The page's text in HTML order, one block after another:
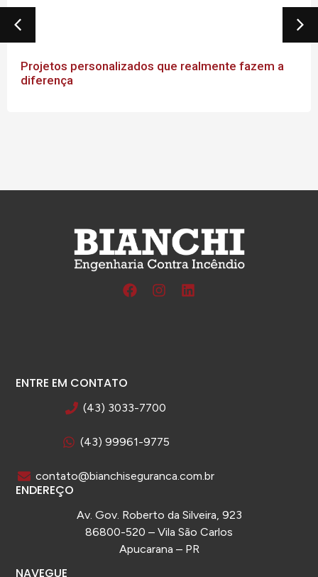
Projetos personalizados que realmente fazem a
diferença
ENTRE EM CONTATO
(43) 3033-7700
(43) 99961-9775
contato@bianchiseguranca.com.br
ENDEREÇO
Av. Gov. Roberto da Silveira, 923
86800-520 – Vila São Carlos
Apucarana – PR
NAVEGUE